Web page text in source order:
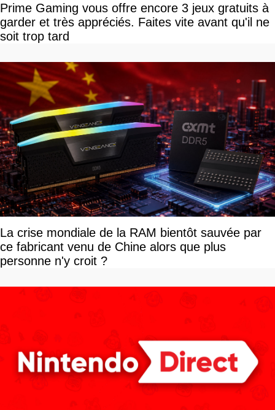
Prime Gaming vous offre encore 3 jeux gratuits à
garder et très appréciés. Faites vite avant qu'il ne
soit trop tard
La crise mondiale de la RAM bientôt sauvée par
ce fabricant venu de Chine alors que plus
personne n'y croit ?